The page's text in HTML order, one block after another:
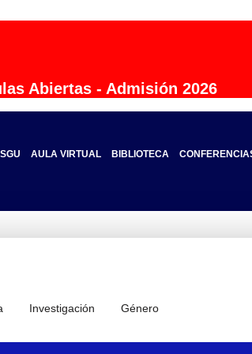
Abiertas - Admisión 2026
SGU AULA VIRTUAL BIBLIOTECA
Investigación Género